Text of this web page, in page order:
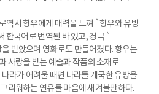
역시 항우에게 매력을 느껴 `항우와 유방
한국어로 번역된 바 있고, 경극 `
받았으며 영화로도 만들어졌다. 항우는
사랑을 받는 예술과 작품의 소재로
라가 어려울 때면 나라를 개국한 유방을
리워하는 연유를 마음에 새겨볼만하다.